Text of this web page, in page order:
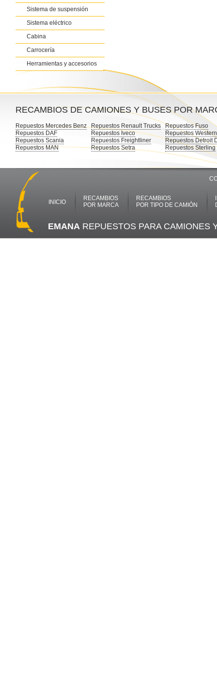
Sistema de suspensión
Sistema eléctrico
Cabina
Carrocería
Herramientas y accesorios
RECAMBIOS DE CAMIONES Y BUSES POR
Repuestos Mercedes Benz
Repuestos DAF
Repuestos Scania
Repuestos MAN
Repuestos Renault Trucks
Repuestos Iveco
Repuestos Freightliner
Repuestos Setra
Repuestos Fuso
Repuestos
Repuestos Detroit
Repuestos Sterling
INICIO
RECAMBIOS
POR MARCA
RECAMBIOS
POR TIPO DE CAMIÓN
EMANA REPUESTOS PARA CAMIONES